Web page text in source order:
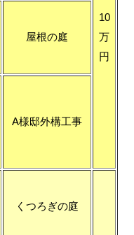
10
万
円
屋根の庭
A様邸外構工事
くつろぎの庭